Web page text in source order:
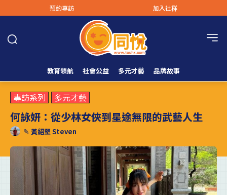
預約專訪 加入社群
教育領航 社會公益 多元才藝 品牌故事
專訪系列 多元才藝
何詠妍：從少林女俠到星途無限的武藝人生
✎ 黃紹堅 Steven